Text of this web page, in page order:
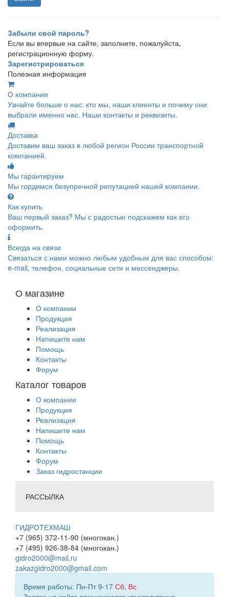
Забыли свой пароль?
Если вы впервые на сайте, заполните, пожалуйста,
регистрационную форму.
Зарегистрироваться
Полезная информация
О компании
Узнайте больше о нас: кто мы, наши клиенты и почему они
выбрали именно нас. Наши контакты и реквизиты.
Доставка
Доставим ваш заказ в любой регион России транспортной
компанией.
Мы гарантируем
Мы гордимся безупречной репутацией нашей компании.
Как купить
Ваш первый заказ? Мы с радостью подскажем как его
оформить.
Всегда на связи
Связаться с нами можно любым удобным для вас способом:
e-mail, телефон, социальные сети и мессенджеры.
О магазине
О компании
Продукция
Реализация
Напишите нам
Помощь
Контакты
Форум
Каталог товаров
О компании
Продукция
Реализация
Напишите нам
Помощь
Контакты
Форум
Заказ гидростанции
РАССЫЛКА
ГИДРОТЕХМАШ
+7 (965) 372-11-90 (многокан.)
+7 (495) 926-38-84 (многокан.)
gidro2000@mail.ru
zakazgidro2000@gmail.com
Время работы: Пн-Пт 9-17 Сб, Вс